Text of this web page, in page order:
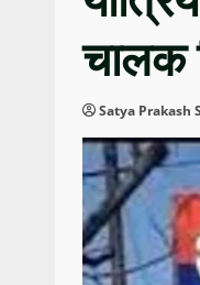
चालक
Satya Prakash